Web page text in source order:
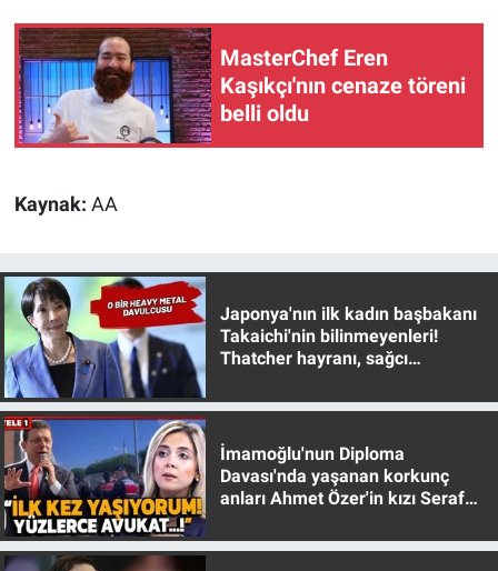
MasterChef Eren
Kaşıkçı'nın cenaze töreni
belli oldu
Kaynak: AA
Japonya'nın ilk kadın başbakanı
Takaichi'nin bilinmeyenleri!
Thatcher hayranı, sağcı
İmamoğlu'nun Diploma
Davası'nda yaşanan korkunç
anları Ahmet Özer'in kızı Seraf
Programlar
Sağlık
Türkiye'nin Geleceği
Türkiye'nin Gündemi
Yerel Gündem
Yerel Yaşam
Canlı Yayın